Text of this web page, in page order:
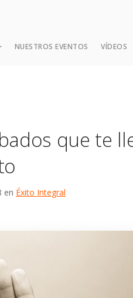
NUESTROS EVENTOS VÍDEOS
que te
en Éxito Integral